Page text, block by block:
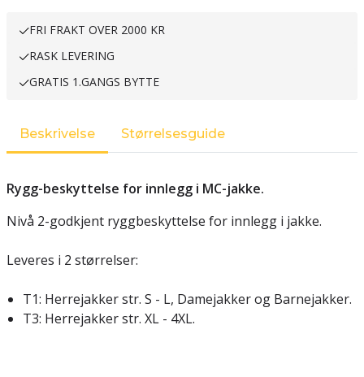
FRI FRAKT OVER 2000 KR
RASK LEVERING
GRATIS 1.GANGS BYTTE
Beskrivelse Størrelsesguide
Rygg-beskyttelse for innlegg i MC-jakke.
Nivå 2-godkjent ryggbeskyttelse for innlegg i jakke.
Leveres i 2 størrelser:
T1: Herrejakker str. S - L, Damejakker og Barnejakker.
T3: Herrejakker str. XL - 4XL.